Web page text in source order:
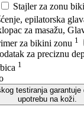
Stajler za zonu
epilatorska
za masažu,
za bikini zonu 1
za preciznu
1
testiranja
upotrebu na koži.